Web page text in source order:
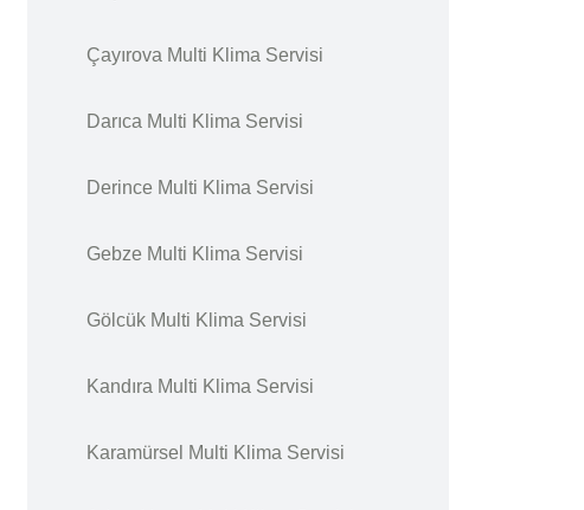
Çayırova Multi Klima Servisi
Darıca Multi Klima Servisi
Derince Multi Klima Servisi
Gebze Multi Klima Servisi
Gölcük Multi Klima Servisi
Kandıra Multi Klima Servisi
Karamürsel Multi Klima Servisi